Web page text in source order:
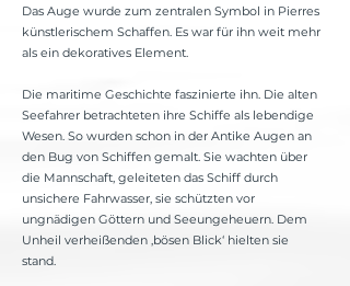
Das Auge wurde zum zentralen Symbol in Pierres
künstlerischem Schaffen. Es war für ihn weit mehr
als ein dekoratives Element.
Die maritime Geschichte faszinierte ihn. Die alten
Seefahrer betrachteten ihre Schiffe als lebendige
Wesen. So wurden schon in der Antike Augen an
den Bug von Schiffen gemalt. Sie wachten über
die Mannschaft, geleiteten das Schiff durch
unsichere Fahrwasser, sie schützten vor
ungnädigen Göttern und Seeungeheuern. Dem
Unheil verheißenden ‚bösen Blick‘ hielten sie
stand.